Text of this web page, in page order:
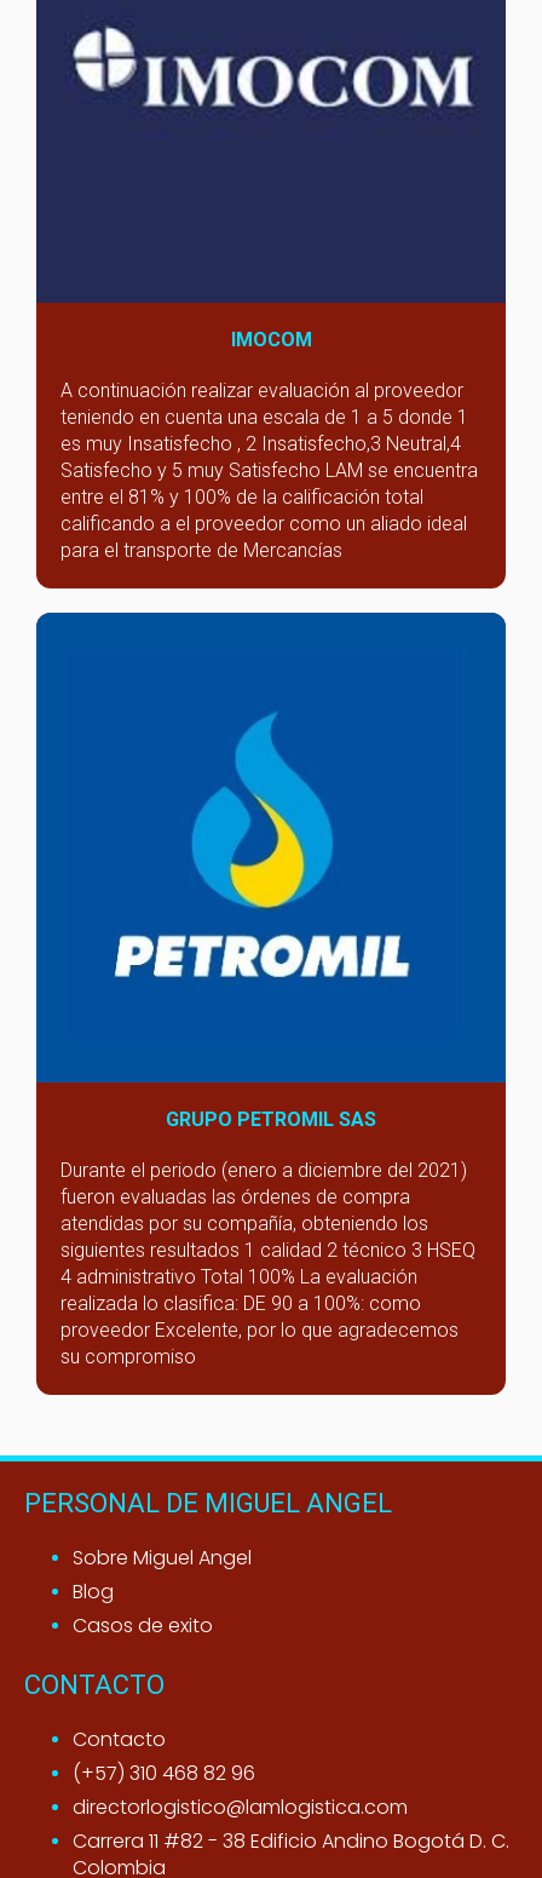
IMOCOM
A continuación realizar evaluación al proveedor
teniendo en cuenta una escala de 1 a 5 donde 1
es muy Insatisfecho , 2 Insatisfecho,3 Neutral,4
Satisfecho y 5 muy Satisfecho LAM se encuentra
entre el 81% y 100% de la calificación total
calificando a el proveedor como un aliado ideal
para el transporte de Mercancías
GRUPO PETROMIL SAS
Durante el periodo (enero a diciembre del 2021)
fueron evaluadas las órdenes de compra
atendidas por su compañía, obteniendo los
siguientes resultados 1 calidad 2 técnico 3 HSEQ
4 administrativo Total 100% La evaluación
realizada lo clasifica: DE 90 a 100%: como
proveedor Excelente, por lo que agradecemos
su compromiso
PERSONAL DE MIGUEL ANGEL
Sobre Miguel Angel
Blog
Casos de exito
CONTACTO
Contacto
(+57) 310 468 82 96
directorlogistico@lamlogistica.com
Carrera 11 #82 - 38 Edificio Andino Bogotá D. C.
Colombia